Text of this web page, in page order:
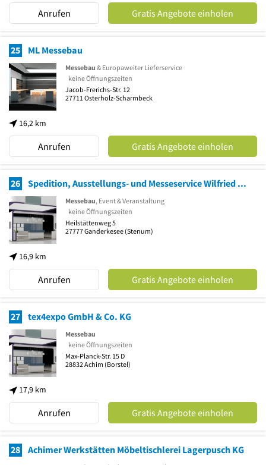
Anrufen Gratis Angebote einholen
25 ML Messebau
16,2 km
Messebau & Europaweiter Lieferservice
keine Öffnungszeiten
Jacob-Frerichs-Str. 12
27711Osterholz-Scharmbeck
Anrufen Gratis Angebote einholen
26 Spedition, Ausstellungs- und Messeservice Wilfried und Andreas Tönjes
16,9 km
Messebau, Event & Veranstaltung
keine Öffnungszeiten
Heilstättenweg 5
27777Ganderkesee (Stenum)
Anrufen Gratis Angebote einholen
27 tex4expo GmbH & Co. KG
17,9 km
Messebau
keine Öffnungszeiten
Max-Planck-Str. 15 D
28832Achim (Borstel)
Anrufen Gratis Angebote einholen
28 Achimer Werkstätten Möbeltischlerei Lagerpusch KG